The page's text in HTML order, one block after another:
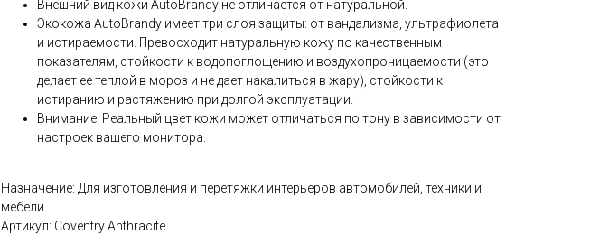
Внешний вид кожи AutoBrandy не отличается от натуральной.
Экокожа AutoBrandy имеет три слоя защиты: от вандализма, ультрафиолета
и истираемости. Превосходит натуральную кожу по качественным
показателям, стойкости к водопоглощению и воздухопроницаемости (это
делает ее теплой в мороз и не дает накалиться в жару), стойкости к
истиранию и растяжению при долгой эксплуатации.
Внимание! Реальный цвет кожи может отличаться по тону в зависимости от
настроек вашего монитора.
Назначение: Для изготовления и перетяжки интерьеров автомобилей, техники и
мебели.
Артикул: Coventry Anthracite